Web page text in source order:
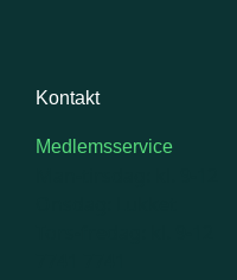
Kontakt
Medlemsservice